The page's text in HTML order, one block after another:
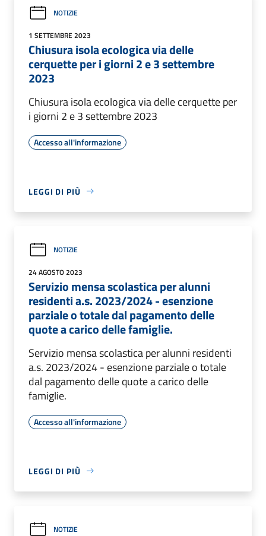
NOTIZIE
1 SETTEMBRE 2023
Chiusura isola ecologica via delle
cerquette per i giorni 2 e 3 settembre
2023
Chiusura isola ecologica via delle cerquette per
i giorni 2 e 3 settembre 2023
Accesso all'informazione
LEGGI DI PIÙ
NOTIZIE
24 AGOSTO 2023
Servizio mensa scolastica per alunni
residenti a.s. 2023/2024 - esenzione
parziale o totale dal pagamento delle
quote a carico delle famiglie.
Servizio mensa scolastica per alunni residenti
a.s. 2023/2024 - esenzione parziale o totale
dal pagamento delle quote a carico delle
famiglie.
Accesso all'informazione
LEGGI DI PIÙ
NOTIZIE